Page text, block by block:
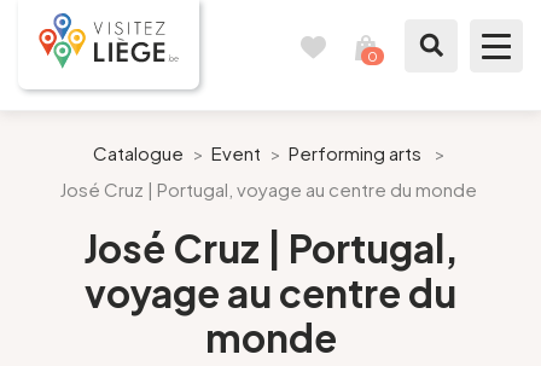
0
Like a citizen of Liège
Prepare my stay
Catalogue > Event > Performing arts
>
José Cruz | Portugal, voyage au centre du monde
José Cruz | Portugal,
voyage au centre du
monde